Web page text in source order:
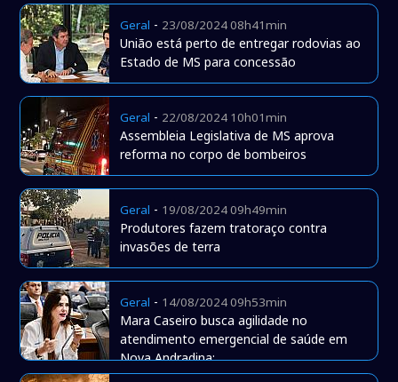
Geral - 23/08/2024 08h41min
União está perto de entregar rodovias ao
Estado de MS para concessão
Geral - 22/08/2024 10h01min
Assembleia Legislativa de MS aprova
reforma no corpo de bombeiros
Geral - 19/08/2024 09h49min
Produtores fazem tratoraço contra
invasões de terra
Geral - 14/08/2024 09h53min
Mara Caseiro busca agilidade no
atendimento emergencial de saúde em
Nova Andradina: